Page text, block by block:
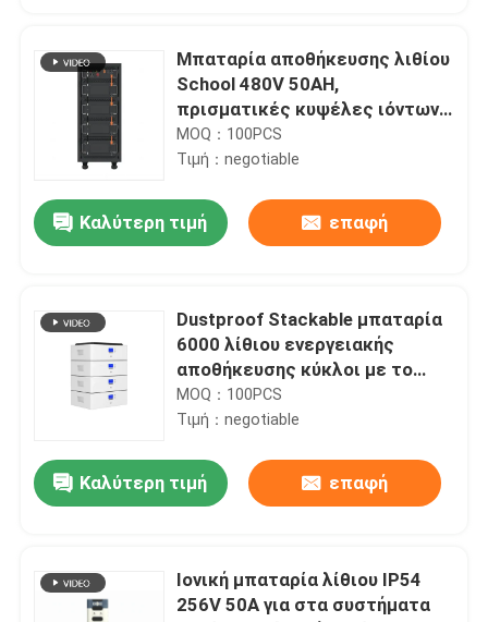
Μπαταρία αποθήκευσης λιθίου
School 480V 50AH,
πρισματικές κυψέλες ιόντων
λιθίου Bluetooth
MOQ：100PCS
Τιμή：negotiable
Καλύτερη τιμή επαφή
Dustproof Stackable μπαταρία
6000 λίθιου ενεργειακής
αποθήκευσης κύκλοι με το
μακρινό όργανο ελέγχου
MOQ：100PCS
Τιμή：negotiable
Καλύτερη τιμή επαφή
Ιονική μπαταρία λίθιου IP54
256V 50A για στα συστήματα